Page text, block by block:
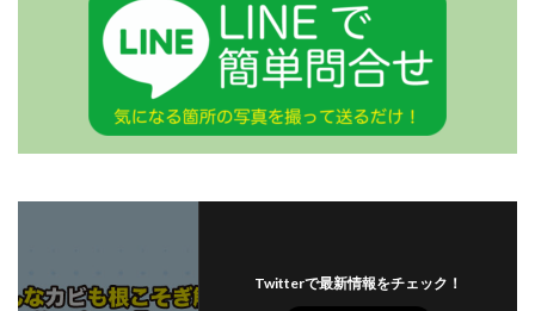
Twitterで最新情報をチェック！